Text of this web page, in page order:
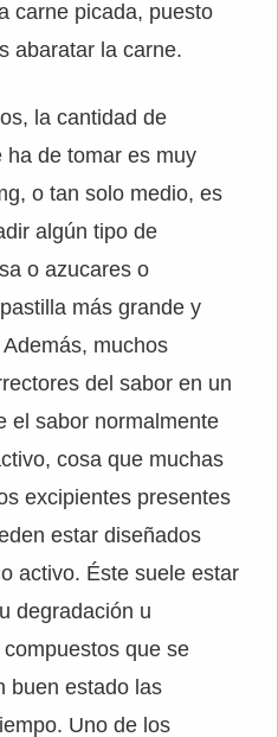
carne picada, puesto
abaratar la carne.
la cantidad de
ha de tomar es muy
o tan solo medio, es
algún tipo de
o azucares o
más grande y
muchos
del sabor en un
el sabor normalmente
cosa que muchas
excipientes presentes
estar diseñados
activo. Éste suele estar
degradación u
que se
buen estado las
Uno de los